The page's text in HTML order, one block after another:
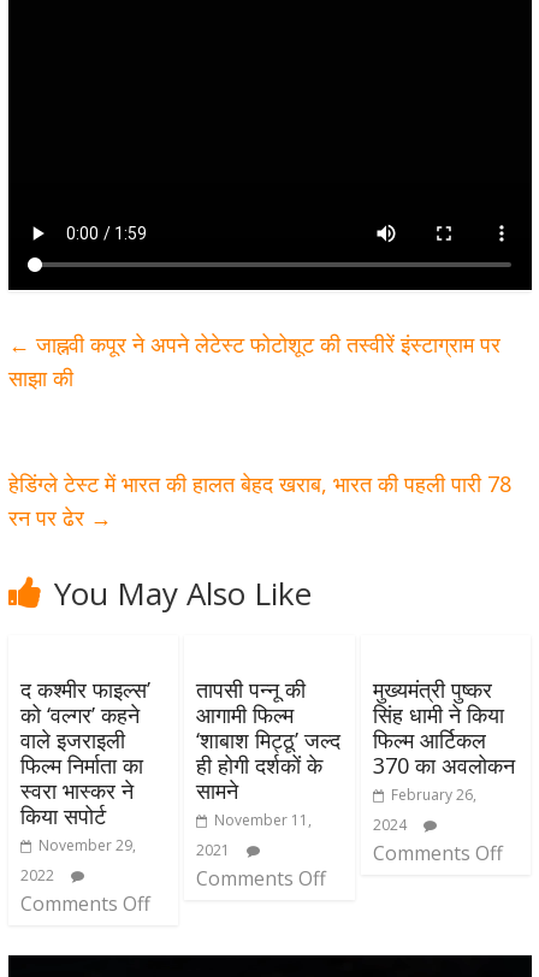
← जाह्नवी कपूर ने अपने लेटेस्ट फोटोशूट की तस्वीरें इंस्टाग्राम पर
साझा की
हेडिंग्ले टेस्ट में भारत की हालत बेहद खराब, भारत की पहली पारी 78
रन पर ढेर →
You May Also Like
द कश्मीर फाइल्स’
को ‘वल्गर’ कहने
वाले इजराइली
फिल्म निर्माता का
स्वरा भास्कर ने
किया सपोर्ट
November 29,
2022
Comments Off
तापसी पन्नू की
आगामी फिल्म
‘शाबाश मिट्ठू’ जल्द
ही होगी दर्शकों के
सामने
November 11,
2021
Comments Off
मुख्यमंत्री पुष्कर
सिंह धामी ने किया
फिल्म आर्टिकल
370 का अवलोकन
February 26,
2024
Comments Off